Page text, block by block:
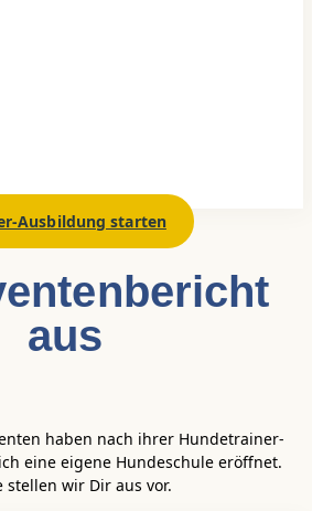
Ausbildung starten
aus
haben nach ihrer Hundetrainer-
eine eigene Hundeschule eröffnet.
stellen wir Dir aus vor.